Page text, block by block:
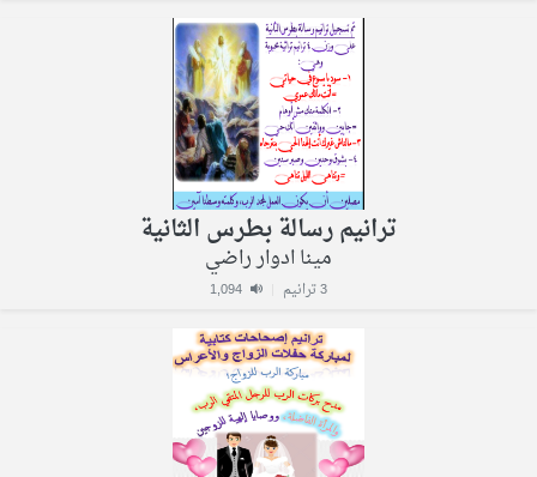
ترانيم رسالة بطرس الثانية
مينا ادوار راضي
3 ترانيم